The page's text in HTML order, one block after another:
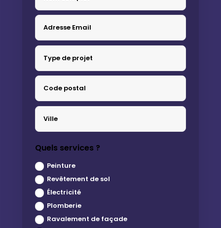
Quels services ?
Peinture
Revêtement de sol
Électricité
Plomberie
Ravalement de façade